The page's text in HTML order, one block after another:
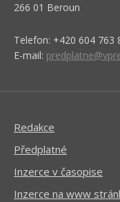
266 01 Beroun
Telefon: +420 604 763
E-mail:
Redakce
Předplatné
Inzerce v časopise
Inzerce na www